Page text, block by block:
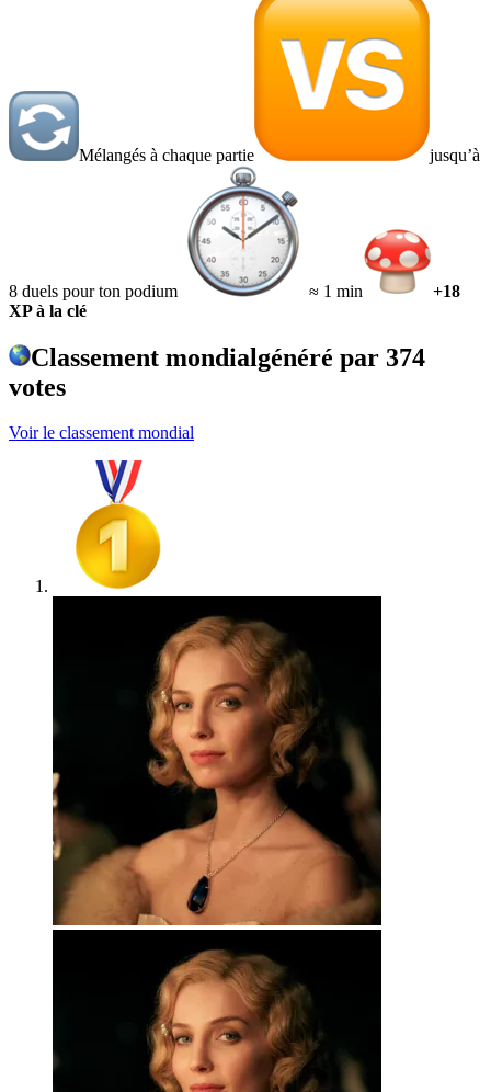
Mélangés à chaque partie jusqu’à
8 duels pour ton podium ≈ 1 min
+18
XP à la clé
Classement mondialgénéré par 374
votes
Voir le classement mondial